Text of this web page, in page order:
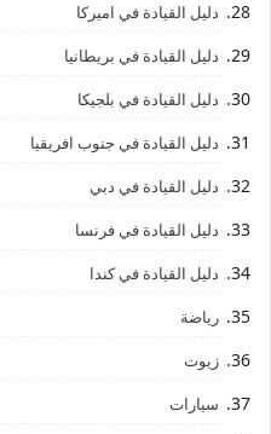
دليل القيادة في اميركا
دليل القيادة في بريطانيا
دليل القيادة في بلجيكا
دليل القيادة في جنوب افريقيا
دليل القيادة في دبي
دليل القيادة في فرنسا
دليل القيادة في كندا
رياضة
زيوت
سيارات